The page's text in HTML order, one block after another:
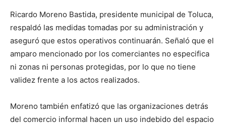
Ricardo Moreno Bastida, presidente municipal de Toluca,
respaldó las medidas tomadas por su administración y
aseguró que estos operativos continuarán. Señaló que el
amparo mencionado por los comerciantes no especifica
ni zonas ni personas protegidas, por lo que no tiene
validez frente a los actos realizados.
Moreno también enfatizó que las organizaciones detrás
del comercio informal hacen un uso indebido del espacio